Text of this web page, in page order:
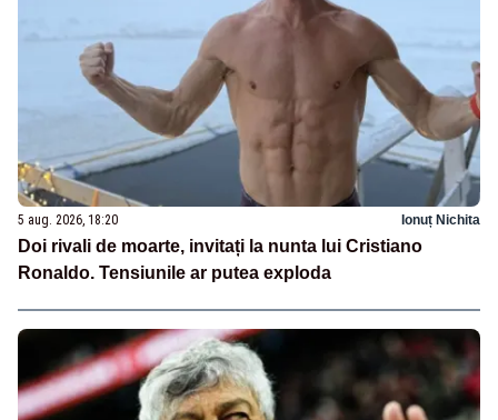
5 aug. 2026, 18:20 Ionuț Nichita
Doi rivali de moarte, invitați la nunta lui Cristiano
Ronaldo. Tensiunile ar putea exploda